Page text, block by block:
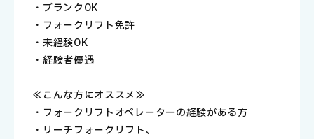
・ブランクOK
・フォークリフト免許
・未経験OK
・経験者優遇
≪こんな方にオススメ≫
・フォークリフトオペレーターの経験がある方
・リーチフォークリフト、